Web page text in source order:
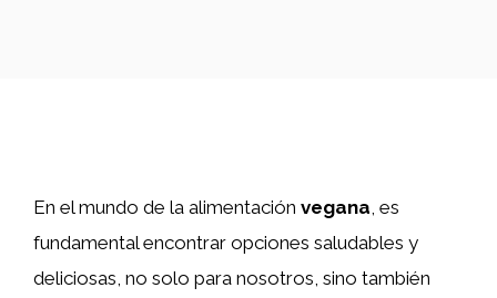
En el mundo de la alimentación vegana, es
fundamental encontrar opciones saludables y
deliciosas, no solo para nosotros, sino también